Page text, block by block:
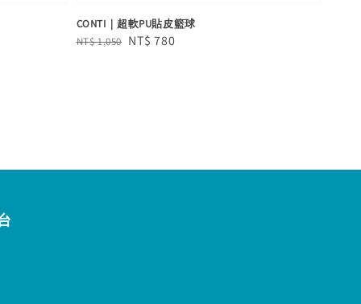
CONTI｜超軟PU貼皮籃球
Regular
NT$ 1,050 Sale
NT$ 780